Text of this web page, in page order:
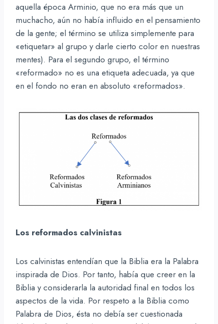
aquella época Arminio, que no era más que un
muchacho, aún no había influido en el pensamiento
de la gente; el término se utiliza simplemente para
«etiquetar» al grupo y darle cierto color en nuestras
mentes). Para el segundo grupo, el término
«reformado» no es una etiqueta adecuada, ya que
en el fondo no eran en absoluto «reformados».
Los reformados calvinistas
Los calvinistas entendían que la Biblia era la Palabra
inspirada de Dios. Por tanto, había que creer en la
Biblia y considerarla la autoridad final en todos los
aspectos de la vida. Por respeto a la Biblia como
Palabra de Dios, ésta no debía ser cuestionada